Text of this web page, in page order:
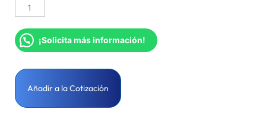
¡Solicita más información!
Añadir a la Cotización